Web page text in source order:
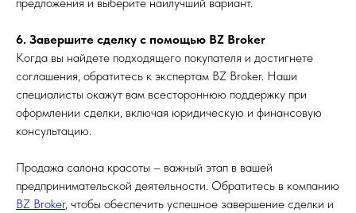
6. Завершите сделку с помощью BZ Broker
Когда вы найдете подходящего покупателя и достигнете
соглашения, обратитесь к экспертам BZ Broker. Наши
специалисты окажут вам всестороннюю поддержку при
оформлении сделки, включая юридическую и финансовую
консультацию.
Продажа салона красоты – важный этап в вашей
предпринимательской деятельности. Обратитесь в компанию
BZ Broker, чтобы обеспечить успешное завершение сделки и